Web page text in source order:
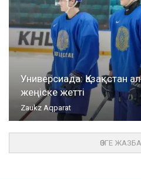
Универсиада: Қазақстан
жеңіске жетті
Zaukz Aqparat
ӨЗГЕ